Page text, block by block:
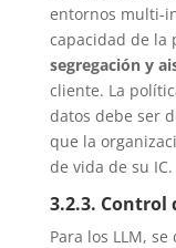
entornos multi-
capacidad de la
segregación y
cliente. La
datos debe ser
que la
de vida de su IC.
3.2.3. Control
Para los LLM,